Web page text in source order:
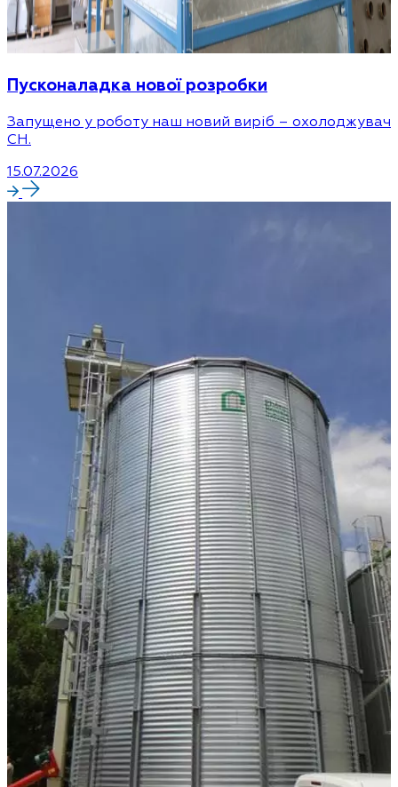
Пусконаладка нової розробки
Запущено у роботу наш новий виріб – охолоджувач
CH.
15.07.2026